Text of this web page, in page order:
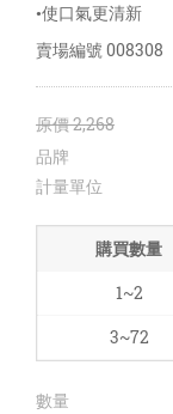
•使口氣更清新
賣場編號008308
原價2,268
品牌
計量單位
購買數量
1~2
3~72
數量